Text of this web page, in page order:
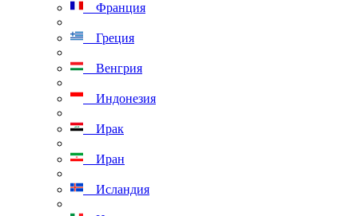
Франция
Греция
Венгрия
Индонезия
Ирак
Иран
Исландия